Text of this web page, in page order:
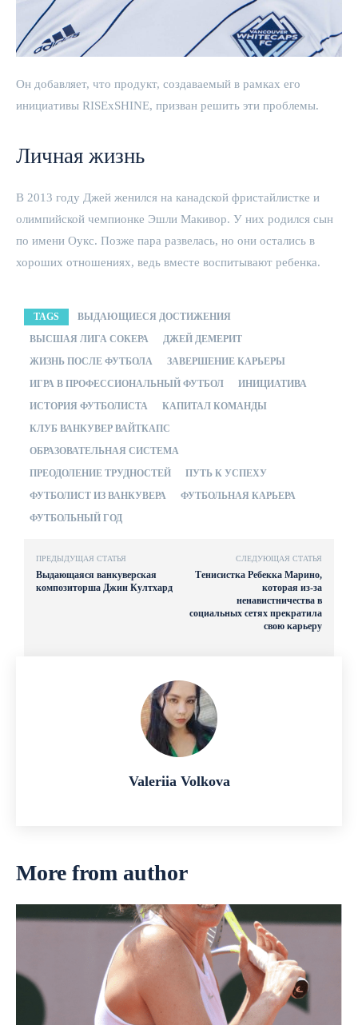
Он добавляет, что продукт, создаваемый в рамках его
инициативы RISExSHINE, призван решить эти проблемы.
Личная жизнь
В 2013 году Джей женился на канадской фристайлистке и
олимпийской чемпионке Эшли Макивор. У них родился сын
по имени Оукс. Позже пара развелась, но они остались в
хороших отношениях, ведь вместе воспитывают ребенка.
TAGS
ВЫДАЮЩИЕСЯ ДОСТИЖЕНИЯ
ВЫСШАЯ ЛИГА СОКЕРА
ДЖЕЙ ДЕМЕРИТ
ЖИЗНЬ ПОСЛЕ ФУТБОЛА
ЗАВЕРШЕНИЕ КАРЬЕРЫ
ИГРА В ПРОФЕССИОНАЛЬНЫЙ ФУТБОЛ
ИНИЦИАТИВА
ИСТОРИЯ ФУТБОЛИСТА
КАПИТАЛ КОМАНДЫ
КЛУБ ВАНКУВЕР ВАЙТКАПС
ОБРАЗОВАТЕЛЬНАЯ СИСТЕМА
ПРЕОДОЛЕНИЕ ТРУДНОСТЕЙ
ПУТЬ К УСПЕХУ
ФУТБОЛИСТ ИЗ ВАНКУВЕРА
ФУТБОЛЬНАЯ КАРЬЕРА
ФУТБОЛЬНЫЙ ГОД
ПРЕДЫДУЩАЯ СТАТЬЯ
Выдающаяся ванкуверская
композиторша Джин Култхард
СЛЕДУЮЩАЯ СТАТЬЯ
Тенисистка Ребекка Марино,
которая из-за
ненавистничества в
социальных сетях прекратила
свою карьеру
Valeriia Volkova
More from author